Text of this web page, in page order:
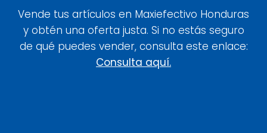
Vende tus artículos en Maxiefectivo Honduras
y obtén una oferta justa. Si no estás seguro
de qué puedes vender, consulta este enlace:
Consulta aquí.